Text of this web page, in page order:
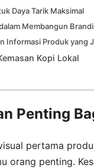
Daya Tarik Maksimal
Membangun
Informasi Produk yang
Kopi Lokal
Penting
pertama
orang penting.